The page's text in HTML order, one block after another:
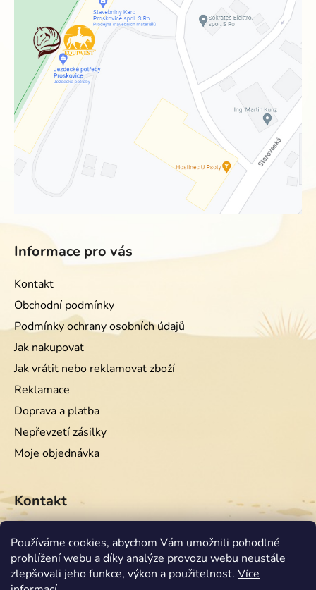
Používáme cookies, abychom Vám umožnili pohodlné
prohlížení webu a díky analýze provozu webu neustále
zlepšovali jeho funkce, výkon a použitelnost. Více
Informace pro vás
Kontakt
Obchodní podmínky
Podmínky ochrany osobních údajů
Jak nakupovat
Jak vrátit nebo reklamovat zboží
Reklamace
Doprava a platba
Nepřevzetí zásilky
Moje objednávka
Kontakt
info @equiwest.cz
+420724001554